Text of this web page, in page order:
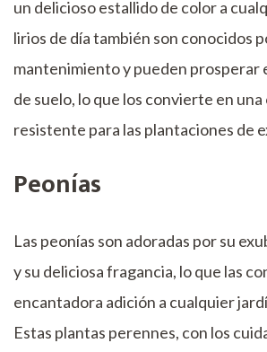
un delicioso estallido de color a
lirios de día también son conocidos
mantenimiento y pueden prosperar
de suelo, lo que los convierte en
resistente para las plantaciones de
Peonías
Las peonías son adoradas por su
y su deliciosa fragancia, lo que las
encantadora adición a cualquier
Estas plantas perennes, con los